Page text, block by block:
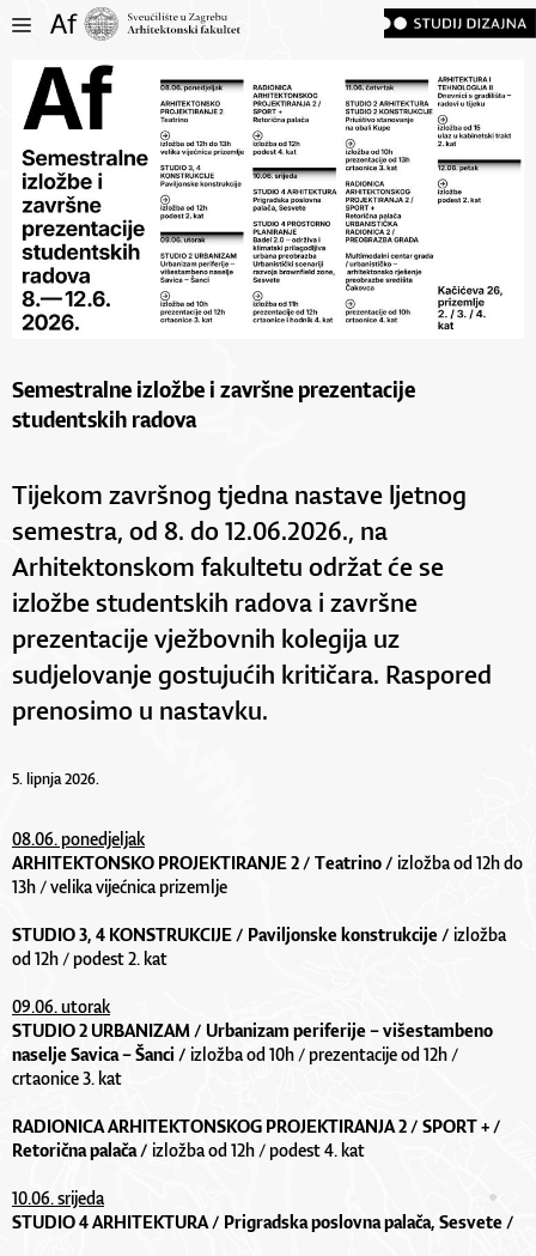
Semestralne izložbe i završne prezentacije
studentskih radova
Tijekom završnog tjedna nastave ljetnog
semestra, od 8. do 12.06.2026., na
Arhitektonskom fakultetu održat će se
izložbe studentskih radova i završne
prezentacije vježbovnih kolegija uz
sudjelovanje gostujućih kritičara. Raspored
prenosimo u nastavku.
5. lipnja 2026.
08.06. ponedjeljak
ARHITEKTONSKO PROJEKTIRANJE 2 / Teatrino / izložba od 12h do
13h / velika vijećnica prizemlje
STUDIO 3, 4 KONSTRUKCIJE / Paviljonske konstrukcije / izložba
od 12h / podest 2. kat
09.06. utorak
STUDIO 2 URBANIZAM / Urbanizam periferije – višestambeno
naselje Savica – Šanci / izložba od 10h / prezentacije od 12h /
crtaonice 3. kat
RADIONICA ARHITEKTONSKOG PROJEKTIRANJA 2 / SPORT + /
Retorična palača / izložba od 12h / podest 4. kat
10.06. srijeda
STUDIO 4 ARHITEKTURA / Prigradska poslovna palača, Sesvete /